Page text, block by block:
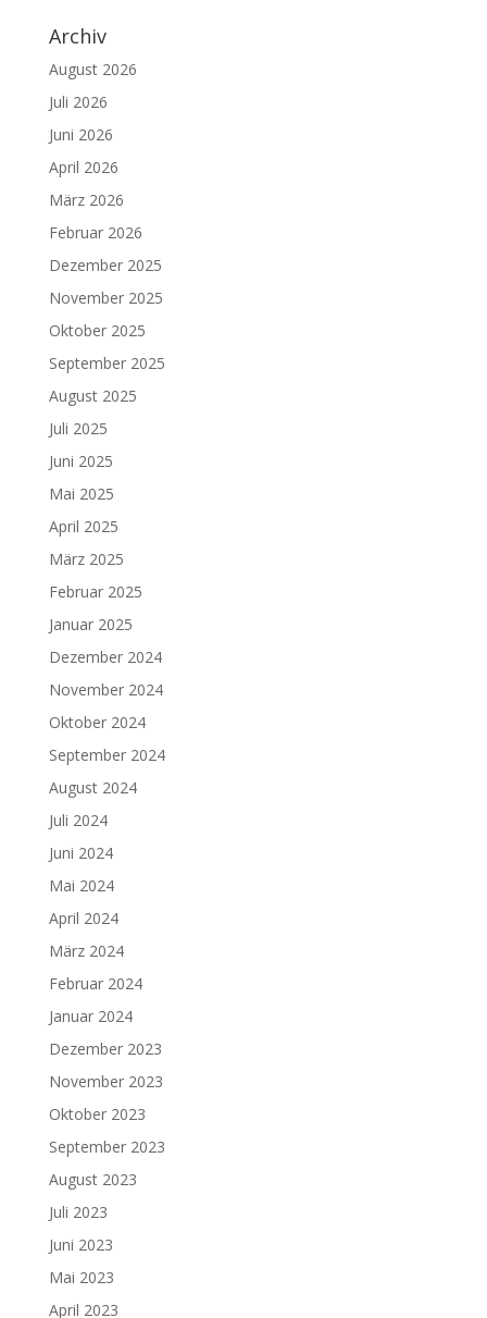
Archiv
August 2026
Juli 2026
Juni 2026
April 2026
März 2026
Februar 2026
Dezember 2025
November 2025
Oktober 2025
September 2025
August 2025
Juli 2025
Juni 2025
Mai 2025
April 2025
März 2025
Februar 2025
Januar 2025
Dezember 2024
November 2024
Oktober 2024
September 2024
August 2024
Juli 2024
Juni 2024
Mai 2024
April 2024
März 2024
Februar 2024
Januar 2024
Dezember 2023
November 2023
Oktober 2023
September 2023
August 2023
Juli 2023
Juni 2023
Mai 2023
April 2023